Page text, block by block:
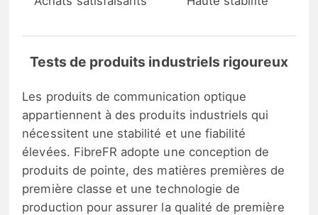
Tests de produits industriels rigoureux
Les produits de communication optique
appartiennent à des produits industriels qui
nécessitent une stabilité et une fiabilité
élevées. FibreFR adopte une conception de
produits de pointe, des matières premières de
première classe et une technologie de
production pour assurer la qualité de première